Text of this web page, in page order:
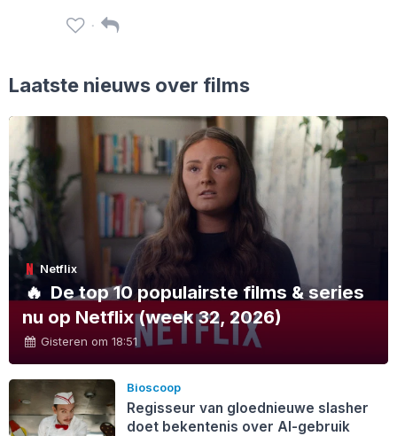
Laatste nieuws over films
Netflix
🔥 De top 10 populairste films & series
nu op Netflix (week 32, 2026)
Gisteren om 18:51
Bioscoop
Regisseur van gloednieuwe slasher
doet bekentenis over AI-gebruik